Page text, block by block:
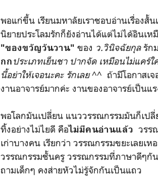
พอแก่ขึ้น เรียนมหาลัยเราชอบอ่านเรื่องสั้
นิยายประโลมรักก็ยังอ่านได้แต่ไม่ได้อินเห
"ของขวัญวันวาน" ของ ว.วินิจฉัยกุลรัก
กกประเภทเย็นชา ปากจัด เหมือนไม่แคร์
นี้อย่าให้เจอนะคะ รักเลย^^ ถ้ามีโอกาสเจ
งานอาจารย์มากค่ะ งานของอาจารย์เป็น
พอโลกมันเปลี่ยน แนววรรณกรรมมันก็เป
ทิ้งอย่างไม่ไยดี คือไม่มีคนอ่านแล้ว วรร
เก่าบางคน เรียกว่า วรรณกรรมขยะเลยเ
วรรณกรรมชั้นครู วรรณกรรมที่ภาษาดีๆกั
ถามเด็กๆ คงส่ายหัวไม่รู้จักกันเป็นแถว